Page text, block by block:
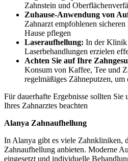
Zahnstein und
Zuhause-Anwendung von
Zahnarzt empfohlenen
Hause pflegen
Laseraufhellung: In der Klinik
Laserbehandlungen erzielen
Achten Sie auf Ihre
Konsum von Kaffee, Tee und
regelmäßiges Zähneputzen,
Für dauerhafte Ergebnisse sollten
Ihres Zahnarztes beachten
Alanya Zahnaufhellung
In Alanya gibt es viele Zahnkliniken,
Zahnaufhellung anbieten. Moderne
eingesetzt und individuelle